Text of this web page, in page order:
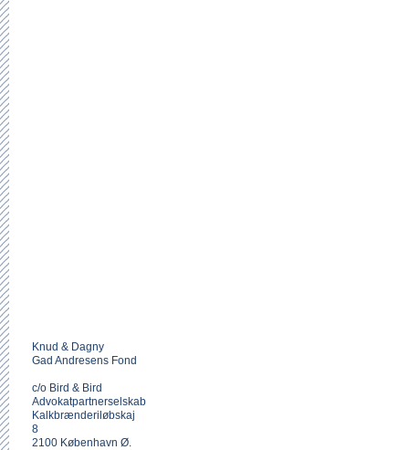
Knud & Dagny
Gad Andresens Fond
c/o Bird & Bird
Advokatpartnerselskab
Kalkbrænderiløbskaj
8
2100 København Ø.